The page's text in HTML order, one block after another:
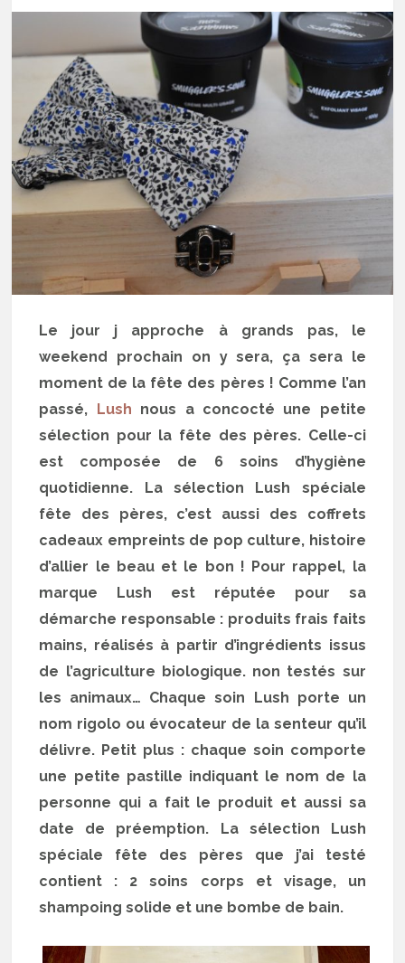
Le jour j approche à grands pas, le
weekend prochain on y sera, ça sera le
moment de la fête des pères ! Comme l’an
passé, Lush nous a concocté une petite
sélection pour la fête des pères. Celle-ci
est composée de 6 soins d’hygiène
quotidienne. La sélection Lush spéciale
fête des pères, c’est aussi des coffrets
cadeaux empreints de pop culture, histoire
d’allier le beau et le bon ! Pour rappel, la
marque Lush est réputée pour sa
démarche responsable : produits frais faits
mains, réalisés à partir d’ingrédients issus
de l’agriculture biologique. non testés sur
les animaux… Chaque soin Lush porte un
nom rigolo ou évocateur de la senteur qu’il
délivre. Petit plus : chaque soin comporte
une petite pastille indiquant le nom de la
personne qui a fait le produit et aussi sa
date de préemption. La sélection Lush
spéciale fête des pères que j’ai testé
contient : 2 soins corps et visage, un
shampoing solide et une bombe de bain.